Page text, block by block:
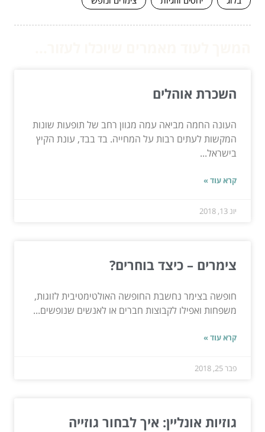
השכרת אוהלים
העונה החמה מביאה עמה מגוון רחב של תופעות שונות
המקשות לעתים רבות על המחייה. בד בבד, עונת הקיץ
בישראל...
קרא עוד »
יונ 13, 2018
צימרים – כיצד בוחרים?
חופשה בצימר נחשבת החופשה האולטימטיבית לזוגות,
משפחות ואפילו לקבוצות חברים או לאנשים שנופשים...
קרא עוד »
פבר 25, 2018
גוזיות אונליין: איך לבחור גוזייה